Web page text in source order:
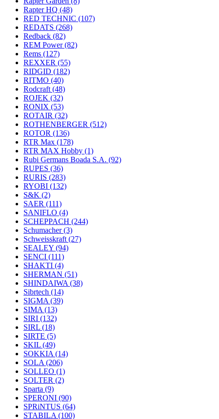
Rapter HQ (48)
RED TECHNIC (107)
REDATS (268)
Redback (82)
REM Power(82)
Rems (127)
REXXER (55)
RIDGID (182)
RITMO (40)
Rodcraft (48)
ROJEK (32)
RONIX (53)
ROTAIR (32)
ROTHENBERGER (512)
ROTOR (136)
RTR Max (178)
RTR MAX Hobby (1)
Rubi Germans Boada S.A. (92)
RUPES (36)
RURIS (283)
RYOBI (132)
S&K (2)
SAER (111)
SANIFLO (4)
SCHEPPACH (244)
Schumacher(3)
Schweisskraft (27)
SEALEY (94)
SENCI (111)
SHAKTI (4)
SHERMAN (51)
SHINDAIWA (38)
Sibrtech (14)
SIGMA (39)
SIMA (13)
SIRI (132)
SIRL (18)
SIRTE (5)
SKIL (49)
SOKKIA (14)
SOLA (206)
SOLLEO (1)
SOLTER (2)
Sparta (9)
SPERONI (90)
SPRiNTUS (64)
STABILA (100)